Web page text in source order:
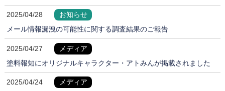
2025/04/28
お知らせ
メール情報漏洩の可能性に関する調査結果のご報告
2025/04/27
メディア
塗料報知にオリジナルキャラクター・アトみんが掲載されました
2025/04/24
メディア